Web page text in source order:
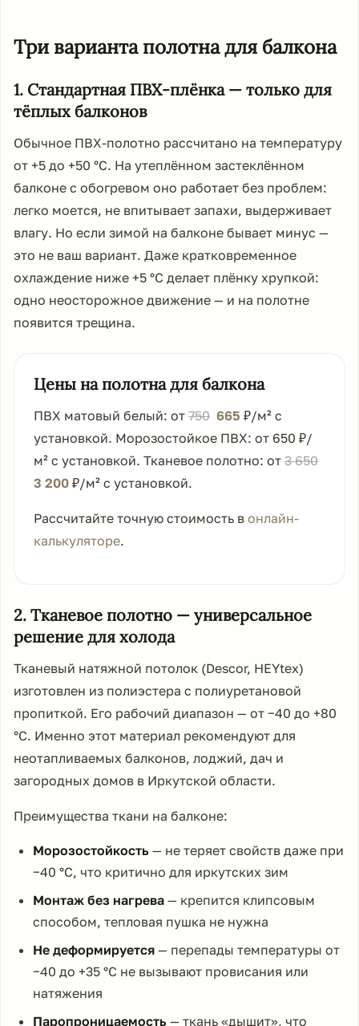
Три варианта полотна для балкона
1. Стандартная ПВХ-плёнка — только для
тёплых балконов
Обычное ПВХ-полотно рассчитано на температуру
от +5 до +50 °C. На утеплённом застеклённом
балконе с обогревом оно работает без проблем:
легко моется, не впитывает запахи, выдерживает
влагу. Но если зимой на балконе бывает минус —
это не ваш вариант. Даже кратковременное
охлаждение ниже +5 °C делает плёнку хрупкой:
одно неосторожное движение — и на полотне
появится трещина.
Цены на полотна для балкона
ПВХ матовый белый: от 750 665 ₽/м² с
установкой. Морозостойкое ПВХ: от 650 ₽/
м² с установкой. Тканевое полотно: от 3 650
3 200 ₽/м² с установкой.
Рассчитайте точную стоимость в онлайн-
калькуляторе.
2. Тканевое полотно — универсальное
решение для холода
Тканевый натяжной потолок (Descor, HEYtex)
изготовлен из полиэстера с полиуретановой
пропиткой. Его рабочий диапазон — от −40 до +80
°C. Именно этот материал рекомендуют для
неотапливаемых балконов, лоджий, дач и
загородных домов в Иркутской области.
Преимущества ткани на балконе:
Морозостойкость — не теряет свойств даже при
−40 °C, что критично для иркутских зим
Монтаж без нагрева — крепится клипсовым
способом, тепловая пушка не нужна
Не деформируется — перепады температуры от
−40 до +35 °C не вызывают провисания или
натяжения
Паропроницаемость — ткань «дышит», что